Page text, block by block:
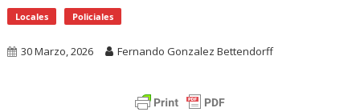
Locales Policiales
30 Marzo, 2026 Fernando Gonzalez Bettendorff